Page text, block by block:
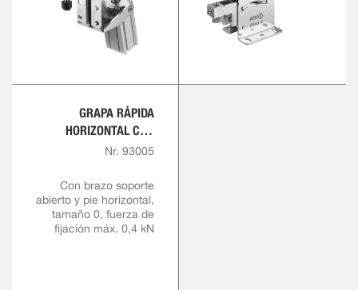
GRAPA RÁPIDA
HORIZONTAL CON
EMPUÑADURA ROJA
Nr. 93005
Con brazo soporte
abierto y pie horizontal,
tamaño 0, fuerza de
fijación máx. 0,4 kN